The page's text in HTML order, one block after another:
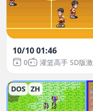
10/10 01:46
0 灌篮高手 SD版激斗升级
DOS ZH